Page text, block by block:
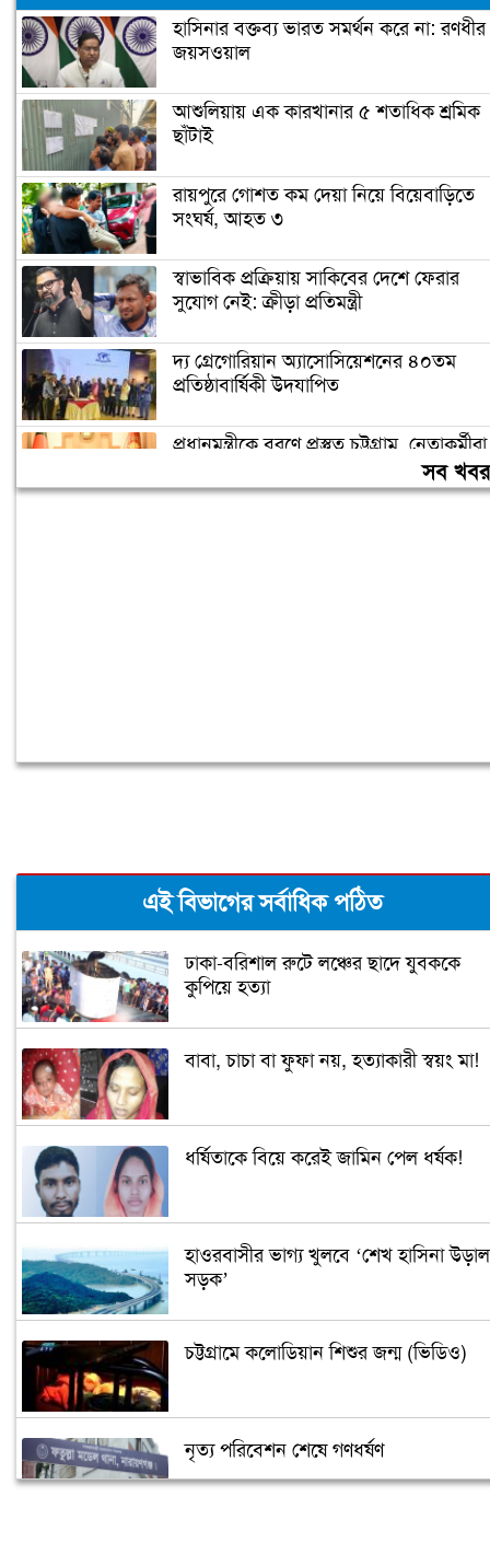
হাসিনার বক্তব্য ভারত সমর্থন করে না: রণধীর
জয়সওয়াল
আশুলিয়ায় এক কারখানার ৫ শতাধিক শ্রমিক
ছাঁটাই
রায়পুরে গোশত কম দেয়া নিয়ে বিয়েবাড়িতে
সংঘর্ষ, আহত ৩
স্বাভাবিক প্রক্রিয়ায় সাকিবের দেশে ফেরার
সুযোগ নেই: ক্রীড়া প্রতিমন্ত্রী
দ্য গ্রেগোরিয়ান অ্যাসোসিয়েশনের ৪০তম
প্রতিষ্ঠাবার্ষিকী উদযাপিত
প্রধানমন্ত্রীকে বরণে প্রস্তুত চট্টগ্রাম, নেতাকর্মীরা
সব
এই বিভাগের সর্বাধিক পঠিত
ঢাকা-বরিশাল রুটে লঞ্চের ছাদে যুবককে
কুপিয়ে হত্যা
বাবা, চাচা বা ফুফা নয়, হত্যাকারী স্বয়ং মা!
ধর্ষিতাকে বিয়ে করেই জামিন পেল ধর্ষক!
হাওরবাসীর ভাগ্য খুলবে ‘শেখ হাসিনা উড়াল
সড়ক’
চট্টগ্রামে কলোডিয়ান শিশুর জন্ম (ভিডিও)
নৃত্য পরিবেশন শেষে গণধর্ষণ